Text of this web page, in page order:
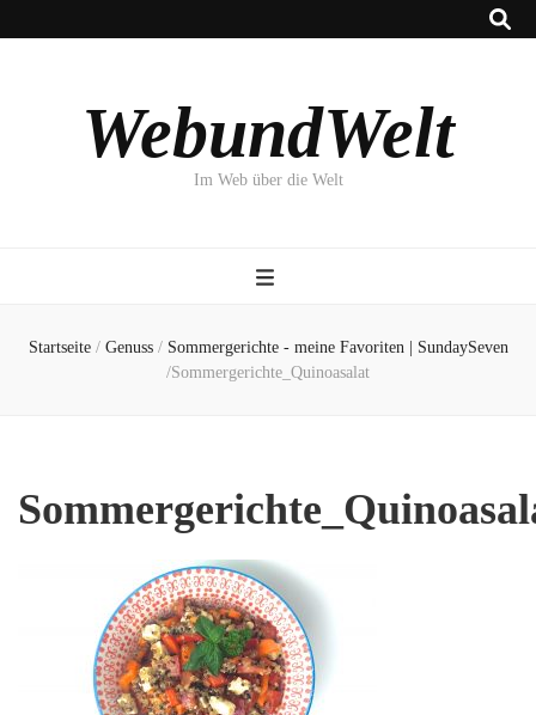
WebundWelt
Im Web über die Welt
Startseite / Genuss / Sommergerichte - meine Favoriten | SundaySeven
/Sommergerichte_Quinoasalat